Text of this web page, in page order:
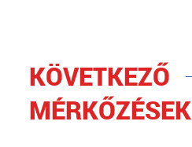
KÖVETKEZŐ
MÉRKŐZÉSEK